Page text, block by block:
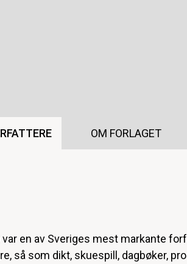
OM FORLAGET
en av Sveriges mest markante
så som dikt, skuespill, dagbøker,